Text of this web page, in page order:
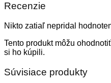
Recenzie
Nikto zatiaľ nepridal
Tento produkt môžu
si ho kúpili.
Súvisiace produkty